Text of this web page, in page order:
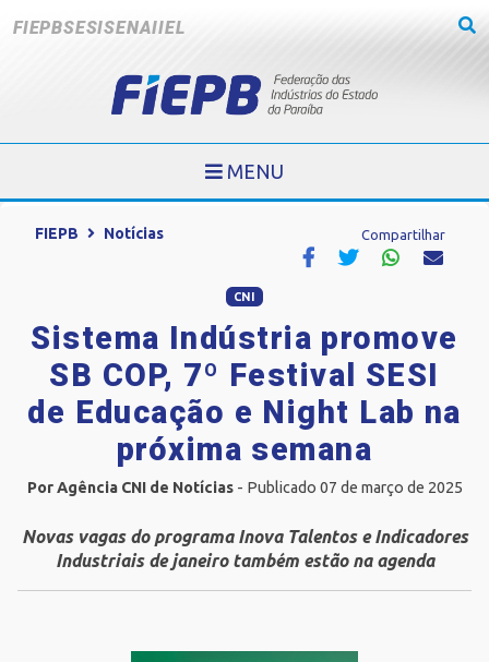
FIEPBSESISENAIIEL
MENU
FIEPB Notícias Compartilhar
CNI
Sistema Indústria promove
SB COP, 7º Festival SESI
de Educação e Night Lab na
próxima semana
Por Agência CNI de Notícias- Publicado 07 de março de 2025
Novas vagas do programa Inova Talentos e Indicadores
Industriais de janeiro também estão na agenda